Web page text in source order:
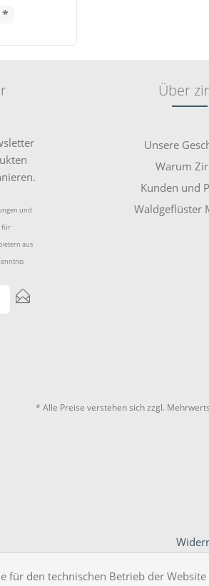
*
Über
Unsere
Warum
Kunden und
Waldgeflüster
und
für
aus
* Alle Preise verstehen sich zzgl.
für den technischen Betrieb der